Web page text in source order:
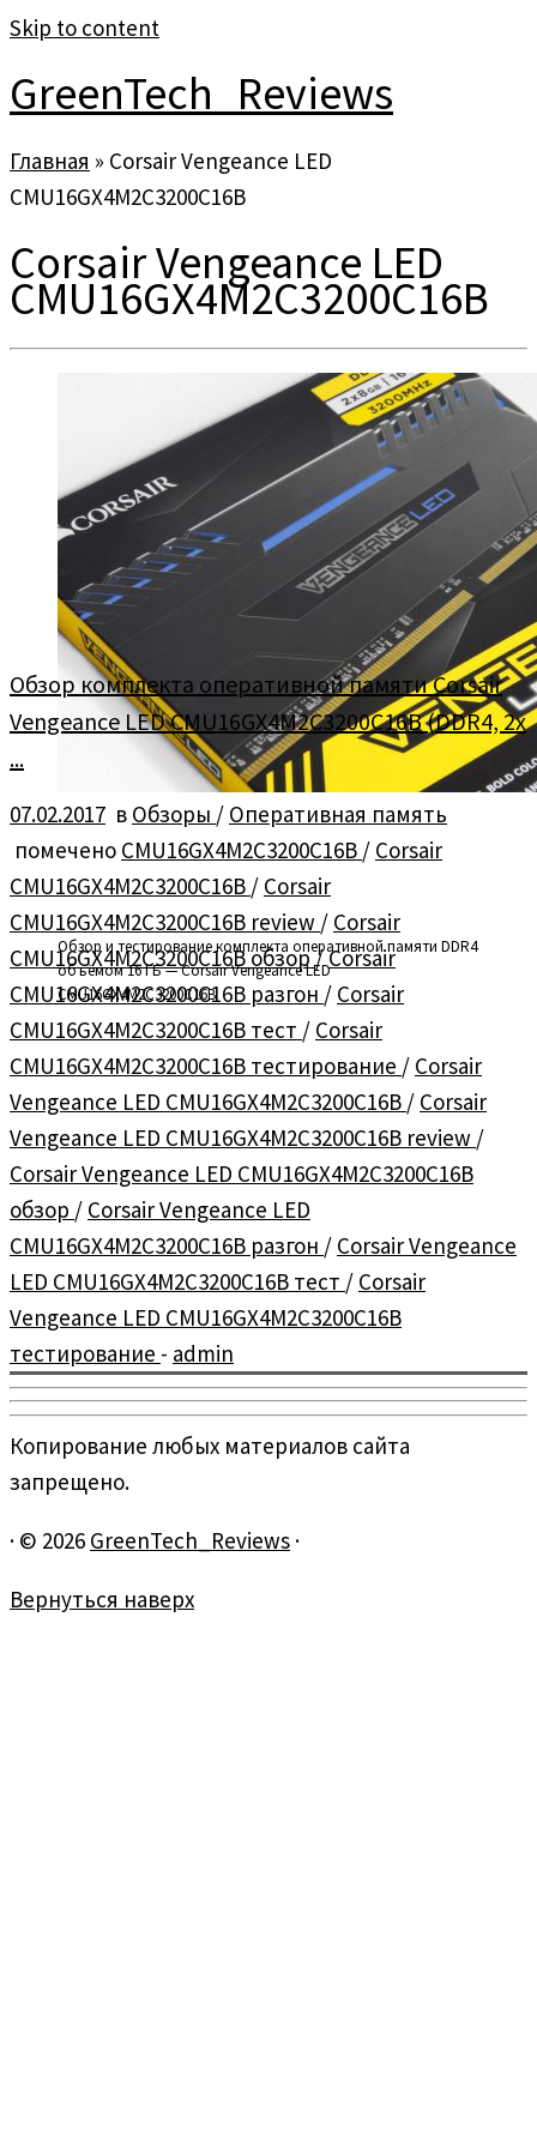
Skip to content
GreenTech_Reviews
Главная » Corsair Vengeance LED
CMU16GX4M2C3200C16B
Corsair Vengeance LED
CMU16GX4M2C3200C16B
Обзор и тестирование комплекта оперативной памяти DDR4
объёмом 16 ГБ — Corsair Vengeance LED
CMU16GX4M2C3200C16B
Обзор комплекта оперативной памяти Corsair
Vengeance LED CMU16GX4M2C3200C16B (DDR4, 2x
...
07.02.2017 в Обзоры / Оперативная память
помечено CMU16GX4M2C3200C16B / Corsair
CMU16GX4M2C3200C16B / Corsair
CMU16GX4M2C3200C16B review / Corsair
CMU16GX4M2C3200C16B обзор/Corsair
CMU16GX4M2C3200C16B разгон / Corsair
CMU16GX4M2C3200C16B тест / Corsair
CMU16GX4M2C3200C16B тестирование / Corsair
Vengeance LED CMU16GX4M2C3200C16B / Corsair
Vengeance LED CMU16GX4M2C3200C16B review /
Corsair Vengeance LED CMU16GX4M2C3200C16B
обзор / Corsair Vengeance LED
CMU16GX4M2C3200C16B разгон / Corsair Vengeance
LED CMU16GX4M2C3200C16B тест / Corsair
Vengeance LED CMU16GX4M2C3200C16B
тестирование - admin
Копирование любых материалов сайта
запрещено.
· © 2026 GreenTech_Reviews ·
Вернуться наверх